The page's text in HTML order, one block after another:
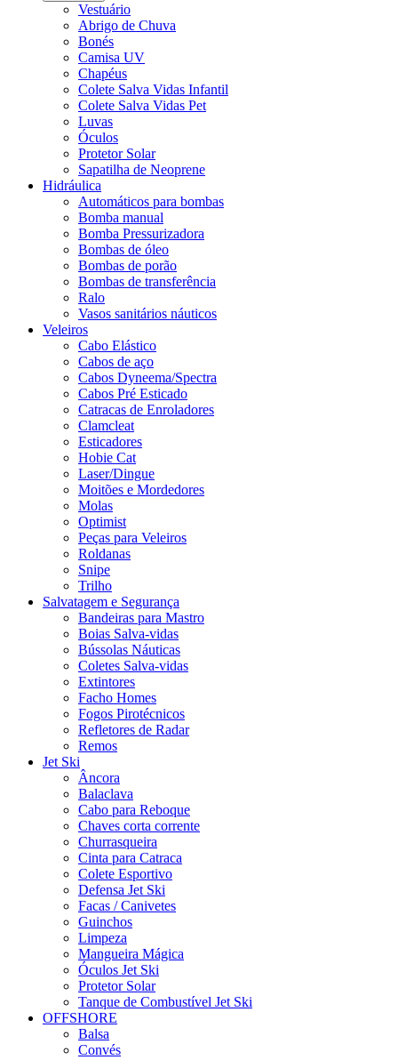
Vestuário
Abrigo de Chuva
Bonés
Camisa UV
Chapéus
Colete Salva Vidas Infantil
Colete Salva Vidas Pet
Luvas
Óculos
Protetor Solar
Sapatilha de Neoprene
Hidráulica
Automáticos para bombas
Bomba manual
Bomba Pressurizadora
Bombas de óleo
Bombas de porão
Bombas de transferência
Ralo
Vasos sanitários náuticos
Veleiros
Cabo Elástico
Cabos de aço
Cabos Dyneema/Spectra
Cabos Pré Esticado
Catracas de Enroladores
Clamcleat
Esticadores
Hobie Cat
Laser/Dingue
Moitões e Mordedores
Molas
Optimist
Peças para Veleiros
Roldanas
Snipe
Trilho
Salvatagem e Segurança
Bandeiras para Mastro
Boias Salva-vidas
Bússolas Náuticas
Coletes Salva-vidas
Extintores
Facho Homes
Fogos Pirotécnicos
Refletores de Radar
Remos
Jet Ski
Âncora
Balaclava
Cabo para Reboque
Chaves corta corrente
Churrasqueira
Cinta para Catraca
Colete Esportivo
Defensa Jet Ski
Facas / Canivetes
Guinchos
Limpeza
Mangueira Mágica
Óculos Jet Ski
Protetor Solar
Tanque de Combustível Jet Ski
OFFSHORE
Balsa
Convés